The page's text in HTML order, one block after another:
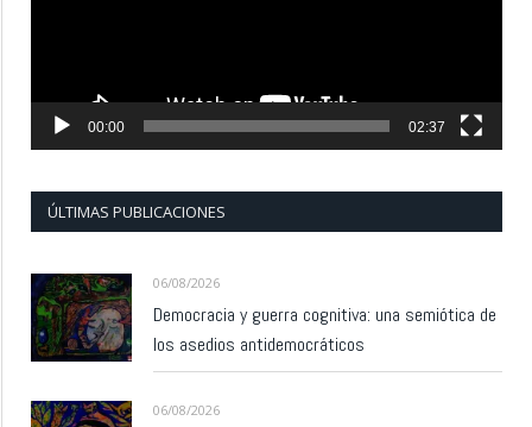
00:00 02:37
ÚLTIMAS PUBLICACIONES
06/08/2026
Democracia y guerra cognitiva: una semiótica de
los asedios antidemocráticos
06/08/2026